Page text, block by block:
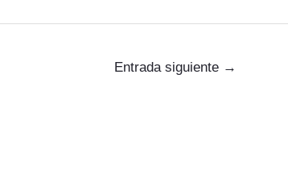
Entrada siguiente →